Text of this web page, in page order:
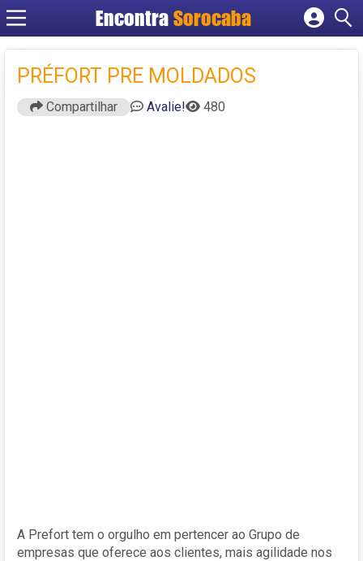
EncontraSorocaba
Cadastrar empresa
Criar conta
PRÉFORT PRE MOLDADOS
Compartilhar Avalie! 480
A Prefort tem o orgulho em pertencer ao Grupo de
empresas que oferece aos clientes, mais agilidade nos